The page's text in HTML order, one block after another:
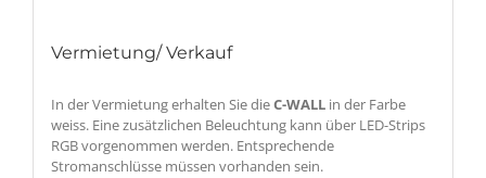
Vermietung/ Verkauf
In der Vermietung erhalten Sie dieC-WALLin der Farbe
weiss. Eine zusätzlichen Beleuchtung kann über LED-Strips
RGB vorgenommen werden. Entsprechende
Stromanschlüsse müssen vorhanden sein.